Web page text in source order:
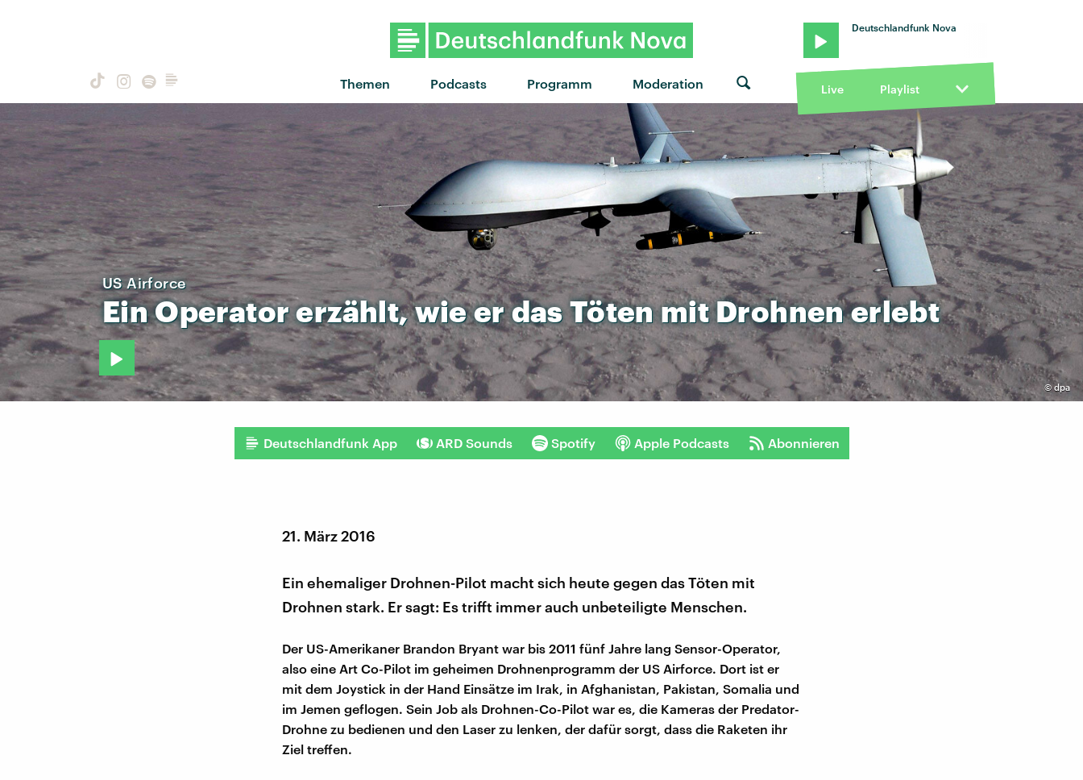
Themen Podcasts Programm Moderation
Deutschlandfunk Nova
Live Playlist
© dpa
US Airforce
EinOperatorerzählt,wieerdasTötenmitDrohnenerlebt
Deutschlandfunk App ARD Sounds Spotify Apple Podcasts Abonnieren
21. März 2016
Ein ehemaliger Drohnen-Pilot macht sich heute gegen das Töten mit
Drohnen stark. Er sagt: Es trifft immer auch unbeteiligte Menschen.
Der US-Amerikaner Brandon Bryant war bis 2011 fünf Jahre lang Sensor-Operator,
also eine Art Co-Pilot im geheimen Drohnenprogramm der US Airforce. Dort ist er
mit dem Joystick in der Hand Einsätze im Irak, in Afghanistan, Pakistan, Somalia und
im Jemen geflogen. Sein Job als Drohnen-Co-Pilot war es, die Kameras der Predator-
Drohne zu bedienen und den Laser zu lenken, der dafür sorgt, dass die Raketen ihr
Ziel treffen.